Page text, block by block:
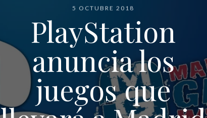
5 OCTUBRE 2018
PlayStation
anuncia los
juegos que